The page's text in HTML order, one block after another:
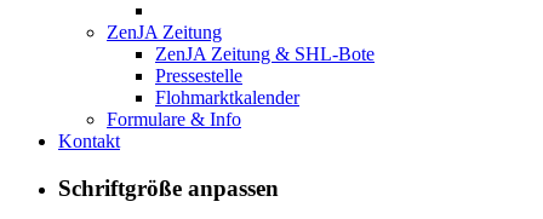
ZenJA Zeitung
ZenJA Zeitung & SHL-Bote
Pressestelle
Flohmarktkalender
Formulare & Info
Kontakt
Schriftgröße anpassen
Familiencafé